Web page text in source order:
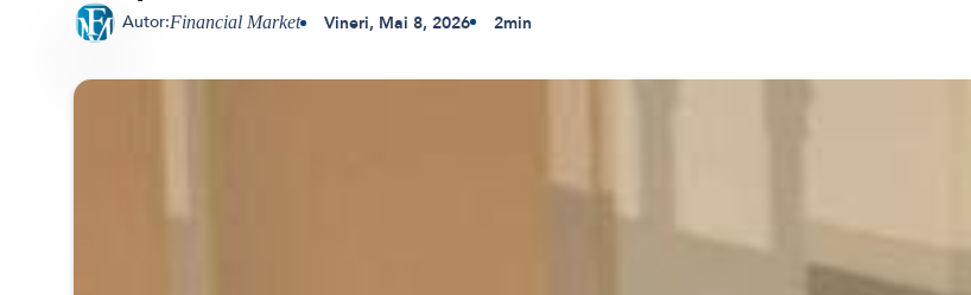
Autor:Financial Market Vineri, Mai 8, 2026 2min